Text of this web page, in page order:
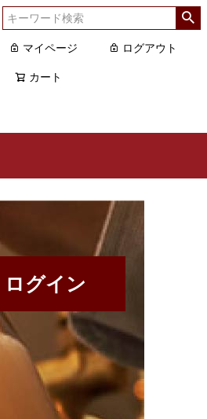
マイページ ログアウト
カート
ログイン